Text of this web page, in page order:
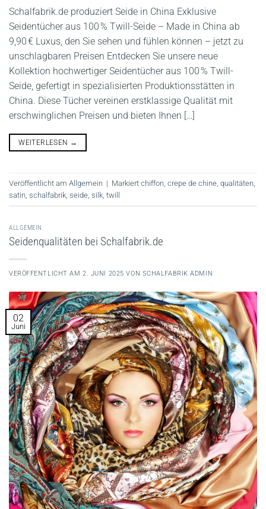
Schalfabrik.de produziert Seide in China Exklusive
Seidentücher aus 100 % Twill-Seide – Made in China ab
9,90 € Luxus, den Sie sehen und fühlen können – jetzt zu
unschlagbaren Preisen Entdecken Sie unsere neue
Kollektion hochwertiger Seidentücher aus 100 % Twill-
Seide, gefertigt in spezialisierten Produktionsstätten in
China. Diese Tücher vereinen erstklassige Qualität mit
erschwinglichen Preisen und bieten Ihnen […]
WEITERLESEN →
Veröffentlicht am Allgemein | Markiert chiffon crepe de chine qualitäten
satin schalfabrik seide silk twill
ALLGEMEIN
Seidenqualitäten bei Schalfabrik.de
VERÖFFENTLICHT AM2. JUNI 2025 VON SCHALFABRIK ADMIN
02
Juni